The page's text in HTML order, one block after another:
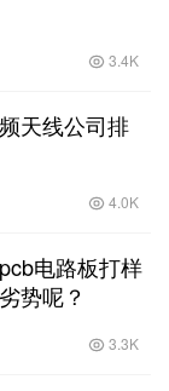
3.4K
天线公司排
4.0K
电路板打样
势呢？
3.3K